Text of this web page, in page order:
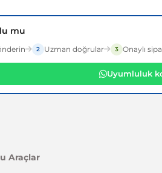
mu
2 Uzman doğrular 3 Onaylı
Uyumluluk
Araçlar